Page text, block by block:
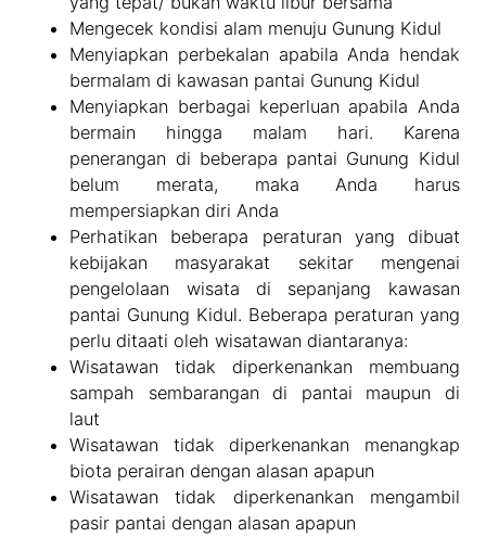
Mengecek kondisi alam menuju Gunung Kidul
Menyiapkan perbekalan apabila Anda hendak
bermalam di kawasan pantai Gunung Kidul
Menyiapkan berbagai keperluan apabila Anda
bermain hingga malam hari. Karena
penerangan di beberapa pantai Gunung Kidul
belum merata, maka Anda harus
mempersiapkan diri Anda
Perhatikan beberapa peraturan yang dibuat
kebijakan masyarakat sekitar mengenai
pengelolaan wisata di sepanjang kawasan
pantai Gunung Kidul. Beberapa peraturan yang
perlu ditaati oleh wisatawan diantaranya:
Wisatawan tidak diperkenankan membuang
sampah sembarangan di pantai maupun di
laut
Wisatawan tidak diperkenankan menangkap
biota perairan dengan alasan apapun
Wisatawan tidak diperkenankan mengambil
pasir pantai dengan alasan apapun